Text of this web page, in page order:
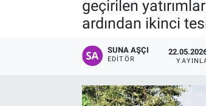
geçirilen
ardından ikinci
SUNA AŞÇI
EDITÖR
Son Dakika Haberleri